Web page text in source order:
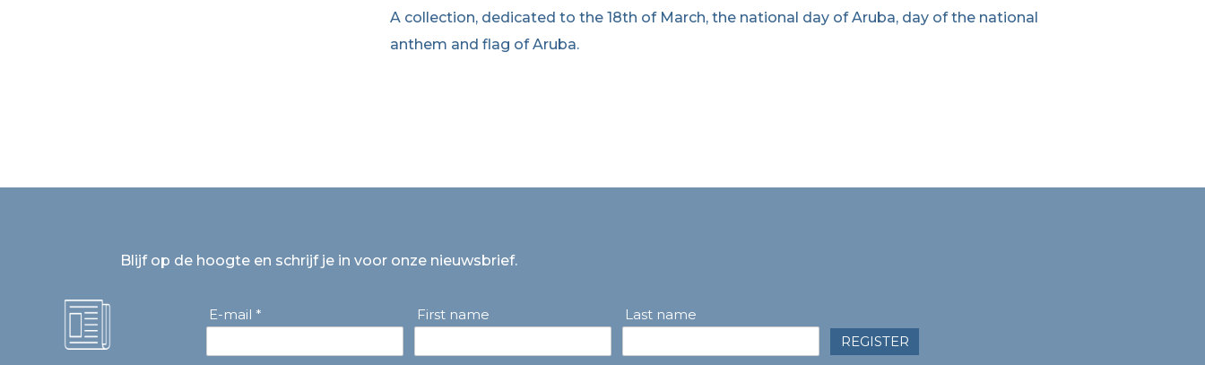
A collection, dedicated to the 18th of March, the national day of Aruba, day of the national
anthem and flag of Aruba.
Blijf op de hoogte en schrijf je in voor onze nieuwsbrief.
E-mail * First name
Last name
REGISTER